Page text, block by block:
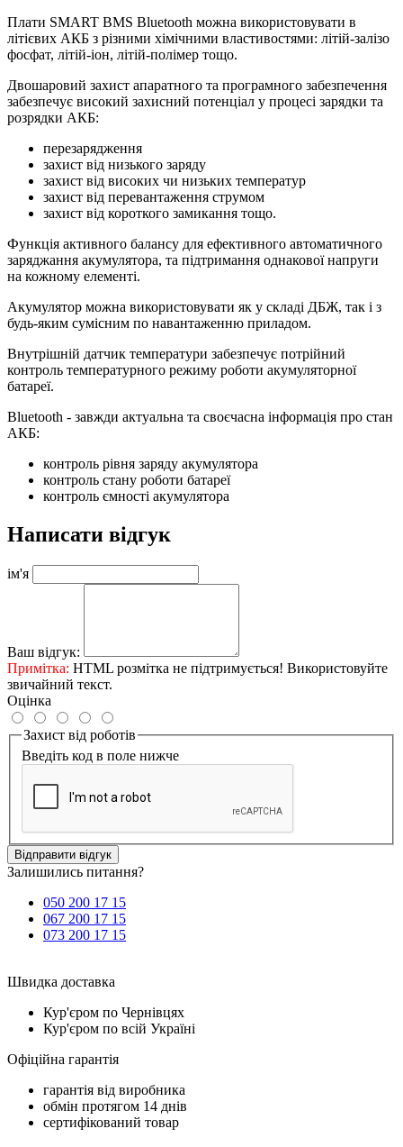
Плати SMART BMS Bluetooth можна використовувати в
літієвих АКБ з різними хімічними властивостями: літій-залізо
фосфат, літій-іон, літій-полімер тощо.
Двошаровий захист апаратного та програмного забезпечення
забезпечує високий захисний потенціал у процесі зарядки та
розрядки АКБ:
перезарядження
захист від низького заряду
захист від високих чи низьких температур
захист від перевантаження струмом
захист від короткого замикання тощо.
Функція активного балансу для ефективного автоматичного
заряджання акумулятора, та підтримання однакової напруги
на кожному елементі.
Акумулятор можна використовувати як у складі ДБЖ, так і з
будь-яким сумісним по навантаженню приладом.
Внутрішній датчик температури забезпечує потрійний
контроль температурного режиму роботи акумуляторної
батареї.
Bluetooth - завжди актуальна та своєчасна інформація про стан
АКБ:
контроль рівня заряду акумулятора
контроль стану роботи батареї
контроль ємності акумулятора
Написати відгук
ім'я
Ваш відгук:
Примітка: HTML розмітка не підтримується! Використовуйте
звичайний текст.
Оцінка
Захист від роботів
Введіть код в поле нижче
Відправити відгук
Залишились питання?
050 200 17 15
067 200 17 15
073 200 17 15
Швидка доставка
Кур'єром по Чернівцях
Кур'єром по всій Україні
Офіційна гарантія
гарантія від виробника
обмін протягом 14 днів
сертифікований товар